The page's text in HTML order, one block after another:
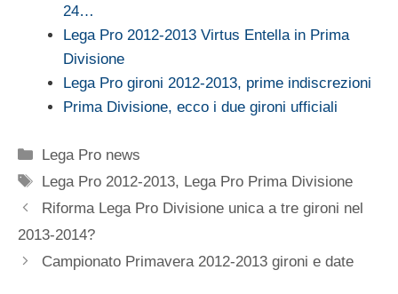
24…
Lega Pro 2012-2013 Virtus Entella in Prima
Divisione
Lega Pro gironi 2012-2013, prime indiscrezioni
Prima Divisione, ecco i due gironi ufficiali
Categorie
Lega Pro news
Tag
Lega Pro 2012-2013, Lega Pro Prima Divisione
Riforma Lega Pro Divisione unica a tre gironi nel
2013-2014?
Campionato Primavera 2012-2013 gironi e date